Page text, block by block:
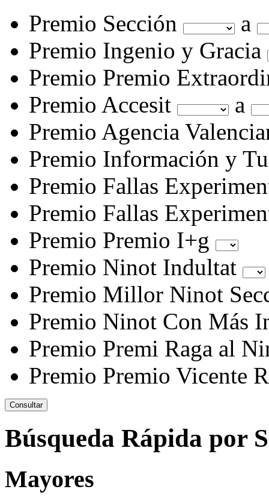
Premio Sección
a
Premio Ingenio y Gracia
Premio Premio
Premio Accesit
a
Premio Agencia
Premio Información y
Premio Fallas
Premio Fallas
Premio Premio I+g
Premio Ninot Indultat
Premio Millor Ninot
Premio Ninot Con Más
Premio Premi Raga al
Premio Premio Vicente
Búsqueda Rápida por
Mayores